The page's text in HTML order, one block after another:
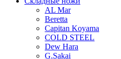
AL Mar
Beretta
Capitan Koyama
COLD STEEL
Dew Hara
G.Sakai